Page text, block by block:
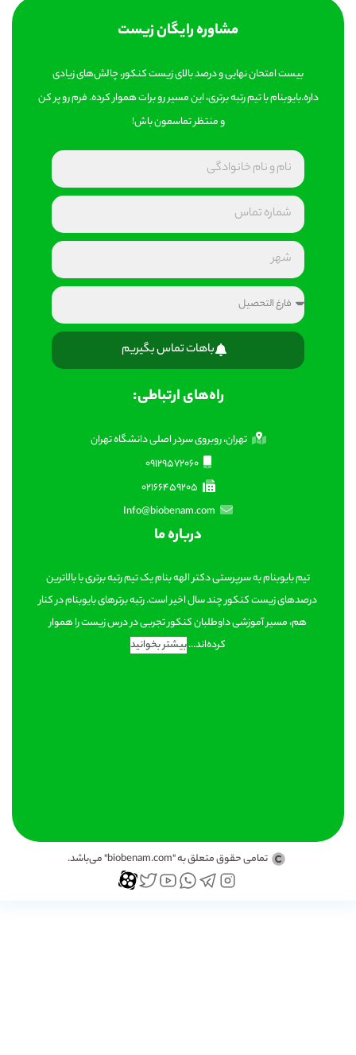
مشاوره رایگان زیست
بیست امتحان نهایی و درصد بالای زیست کنکور، چالش‌های زیادی
داره.بایوبنام با تیم رتبه برتری، این مسیر رو برات هموار کرده. فرم رو پر کن
و منتظر تماسمون باش!
باهات تماس بگیریم
راه‌های ارتباطی:
تهران، روبروی سردر اصلی دانشگاه تهران
09129572060
درباره ما
تیم بایوبنام به سرپرستی دکتر الهه بنام یک تیم رتبه برتری با بالاترین
درصدهای زیست کنکور چند سال اخیر است. رتبه برترهای بایوبنام در کنار
هم، مسیر آموزشی داوطلبان کنکور تجربی در درس زیست را هموار
کرده‌اند...بیشتر بخوانید
تمامی حقوق متعلق به "biobenam.com" می‌باشد.